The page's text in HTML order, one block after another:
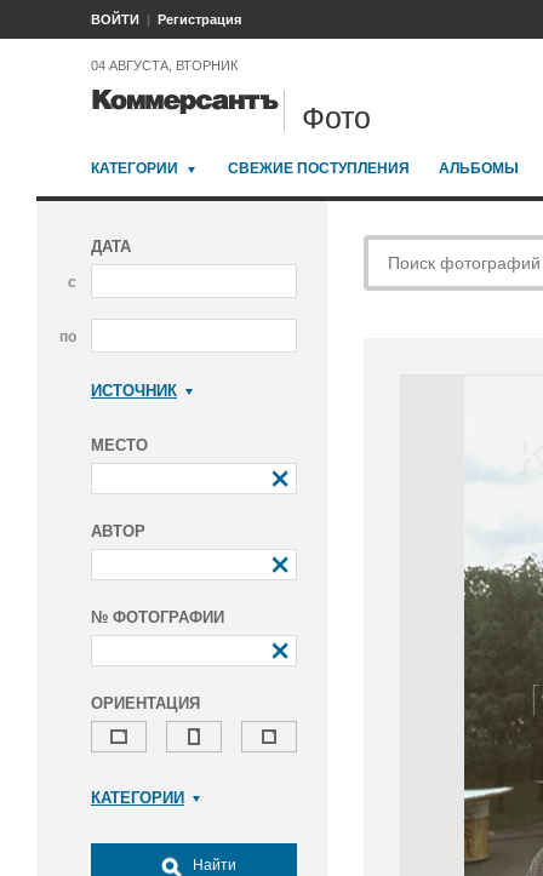
ВОЙТИ Регистрация
04 АВГУСТА, ВТОРНИК
Фото
КАТЕГОРИИ СВЕЖИЕ ПОСТУПЛЕНИЯ АЛЬБОМЫ
ДАТА
с
по
ИСТОЧНИК
МЕСТО
АВТОР
№ ФОТОГРАФИИ
ОРИЕНТАЦИЯ
КАТЕГОРИИ
Досуг, туризм и отдых
Найти